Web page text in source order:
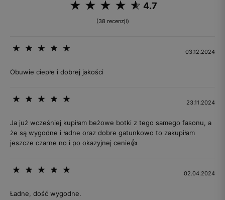
4.7
(38 recenzji)
03.12.2024
Obuwie ciepłe i dobrej jakości
23.11.2024
Ja już wcześniej kupiłam beżowe botki z tego samego fasonu, a
że są wygodne i ładne oraz dobre gatunkowo to zakupiłam
jeszcze czarne no i po okazyjnej cenie👍
02.04.2024
Ładne, dość wygodne.